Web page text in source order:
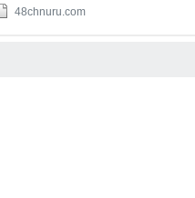
48chnuru.com